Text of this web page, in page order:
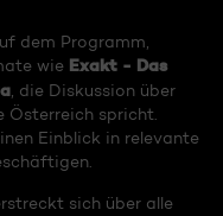
dem Programm,
wie Exakt - Das
, die Diskussion über
Österreich spricht.
Einblick in relevante
sich über alle